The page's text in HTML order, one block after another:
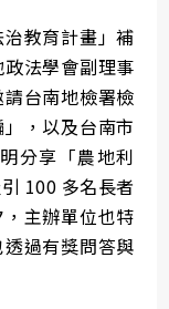
教育計畫」補
法學會副理事
台南地檢署檢
，以及台南市
分享「農地利
100 多名長者
主辦單位也特
過有獎問答與